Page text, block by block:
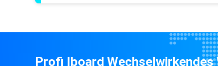
Profi Iboard Wechselwirkendes